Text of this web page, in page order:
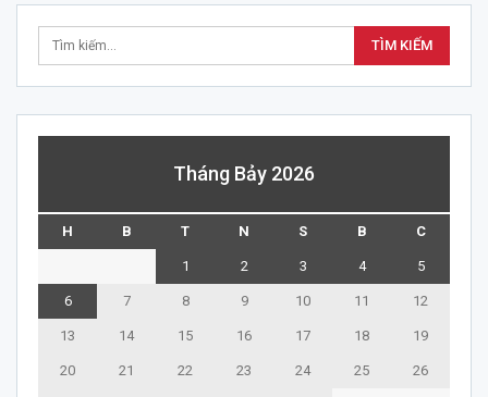
Tháng Bảy 2026
H B T N S B C
1 2 3 4 5
6 7 8 9 10 11 12
13 14 15 16 17 18 19
20 21 22 23 24 25 26